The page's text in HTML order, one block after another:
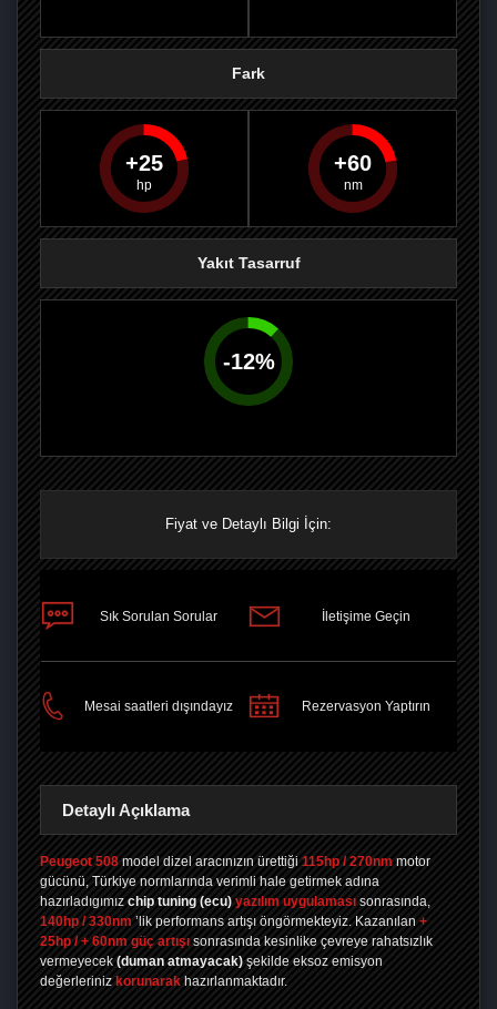
PAYLAŞPAYLAŞPLUS'TA
Fark
25 60
Yakıt Tasarruf
-12%
Fiyat ve Detaylı Bilgi İçin:
Sık Sorulan Sorular İletişime Geçin
Mesai saatleri dışındayız Rezervasyon Yaptırın
Detaylı Açıklama
Peugeot 508 model dizel aracınızın ürettiği 115hp / 270nm motor
gücünü, Türkiye normlarında verimli hale getirmek adına
hazırladıgımız chip tuning (ecu) yazılım uygulaması sonrasında,
140hp / 330nm ’lik performans artışı öngörmekteyiz. Kazanılan +
25hp / + 60nm güç artışı sonrasında kesinlike çevreye rahatsızlık
vermeyecek (duman atmayacak) şekilde eksoz emisyon
değerleriniz korunarak hazırlanmaktadır.